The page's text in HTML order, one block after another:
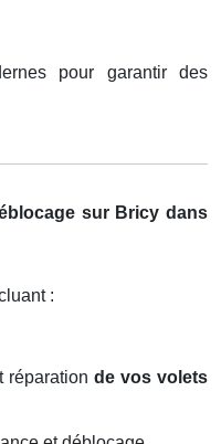
pour garantir des
sur Bricy dans
:
réparation de vos volets